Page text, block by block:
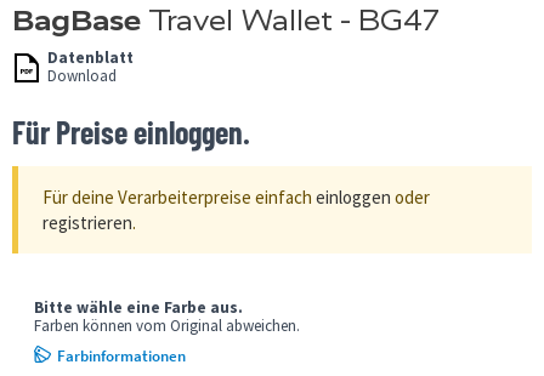
BagBase Travel Wallet - BG47
Datenblatt
Download
Für Preise einloggen.
Für deine Verarbeiterpreise einfach einloggen oder
registrieren.
Bitte wähle eine Farbe aus.
Farben können vom Original abweichen.
Farbinformationen